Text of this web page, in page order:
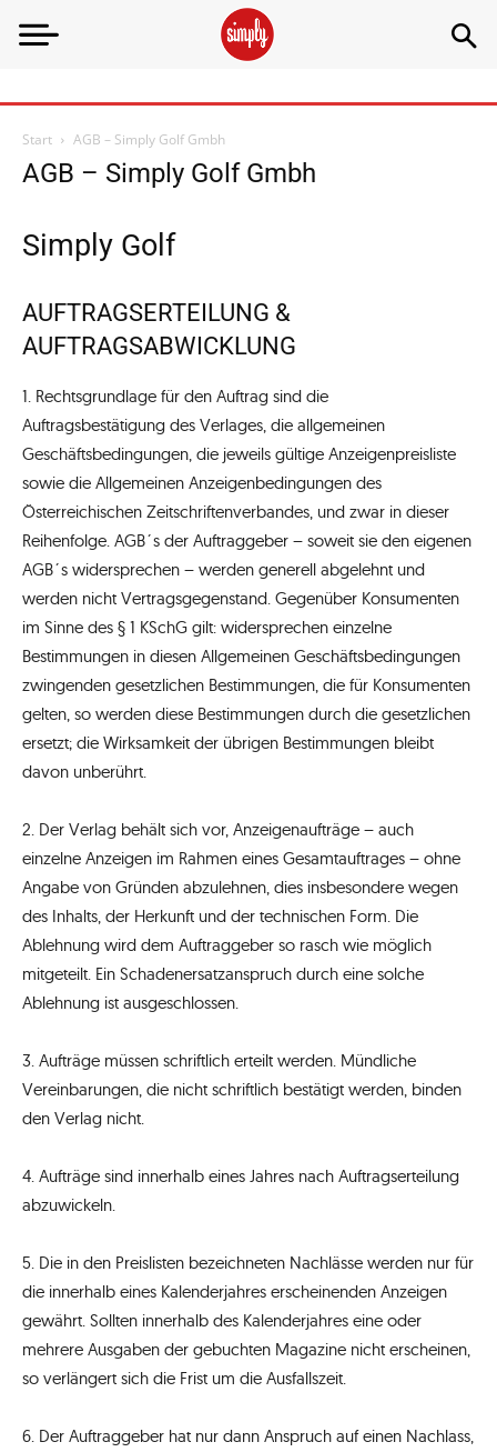
Start AGB – Simply Golf Gmbh
AGB – Simply Golf Gmbh
Simply Golf
AUFTRAGSERTEILUNG &
AUFTRAGSABWICKLUNG
1. Rechtsgrundlage für den Auftrag sind die
Auftragsbestätigung des Verlages, die allgemeinen
Geschäftsbedingungen, die jeweils gültige Anzeigenpreisliste
sowie die Allgemeinen Anzeigenbedingungen des
Österreichischen Zeitschriftenverbandes, und zwar in dieser
Reihenfolge. AGB´s der Auftraggeber – soweit sie den eigenen
AGB´s widersprechen – werden generell abgelehnt und
werden nicht Vertragsgegenstand. Gegenüber Konsumenten
im Sinne des § 1 KSchG gilt: widersprechen einzelne
Bestimmungen in diesen Allgemeinen Geschäftsbedingungen
zwingenden gesetzlichen Bestimmungen, die für Konsumenten
gelten, so werden diese Bestimmungen durch die gesetzlichen
ersetzt; die Wirksamkeit der übrigen Bestimmungen bleibt
davon unberührt.
2. Der Verlag behält sich vor, Anzeigenaufträge – auch
einzelne Anzeigen im Rahmen eines Gesamtauftrages – ohne
Angabe von Gründen abzulehnen, dies insbesondere wegen
des Inhalts, der Herkunft und der technischen Form. Die
Ablehnung wird dem Auftraggeber so rasch wie möglich
mitgeteilt. Ein Schadenersatzanspruch durch eine solche
Ablehnung ist ausgeschlossen.
3. Aufträge müssen schriftlich erteilt werden. Mündliche
Vereinbarungen, die nicht schriftlich bestätigt werden, binden
den Verlag nicht.
4. Aufträge sind innerhalb eines Jahres nach Auftragserteilung
abzuwickeln.
5. Die in den Preislisten bezeichneten Nachlässe werden nur für
die innerhalb eines Kalenderjahres erscheinenden Anzeigen
gewährt. Sollten innerhalb des Kalenderjahres eine oder
mehrere Ausgaben der gebuchten Magazine nicht erscheinen,
so verlängert sich die Frist um die Ausfallszeit.
6. Der Auftraggeber hat nur dann Anspruch auf einen Nachlass,